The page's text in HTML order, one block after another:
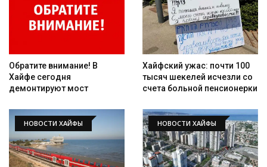
Обратите внимание! В
Хайфе сегодня
демонтируют мост
Хайфский ужас: почти 100
тысяч шекелей исчезли со
счета больной пенсионерки
НОВОСТИ ХАЙФЫ НОВОСТИ ХАЙФЫ